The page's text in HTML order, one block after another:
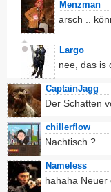
Menzman
arsch ..
Largo
nee, das is
CaptainJagg
Der Schatten
chillerflow
Nachtisch ?
Nameless
hahaha Neuer